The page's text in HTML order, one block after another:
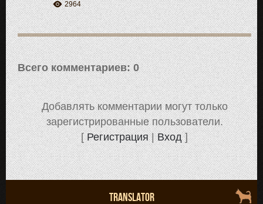
2964
Всего комментариев:0
Добавлять комментарии могут только
зарегистрированные пользователи.
[Регистрация|Вход]
TRANSLATOR